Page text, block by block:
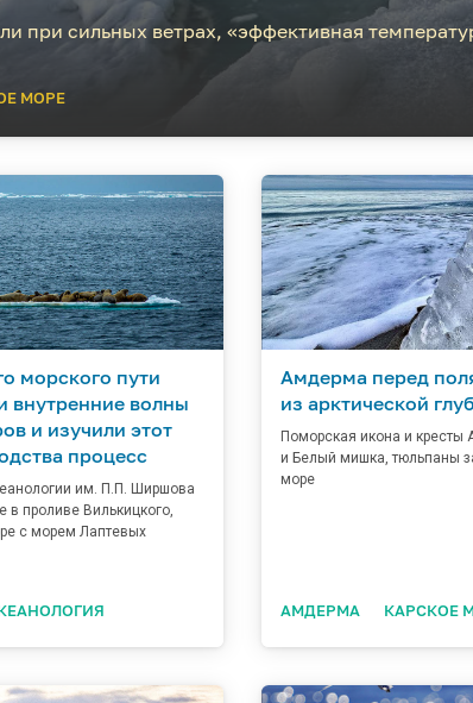
при сильных ветрах, «эффективная
МОРЕ
морского пути
внутренние волны
и изучили этот
процесс
им. П.П. Ширшова
в проливе Вилькицкого,
с морем Лаптевых
Амдерма перед
из арктической
Поморская икона и
и Белый мишка, тюльпаны
море
АМДЕРМА КАРСКОЕ